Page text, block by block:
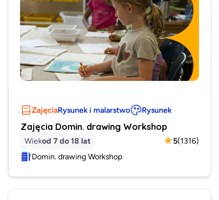
ZajęciaRysunek i malarstwo Rysunek
Zajęcia Domin. drawing Workshop
Wiekod 7 do 18 lat 5(1316)
Domin. drawing Workshop